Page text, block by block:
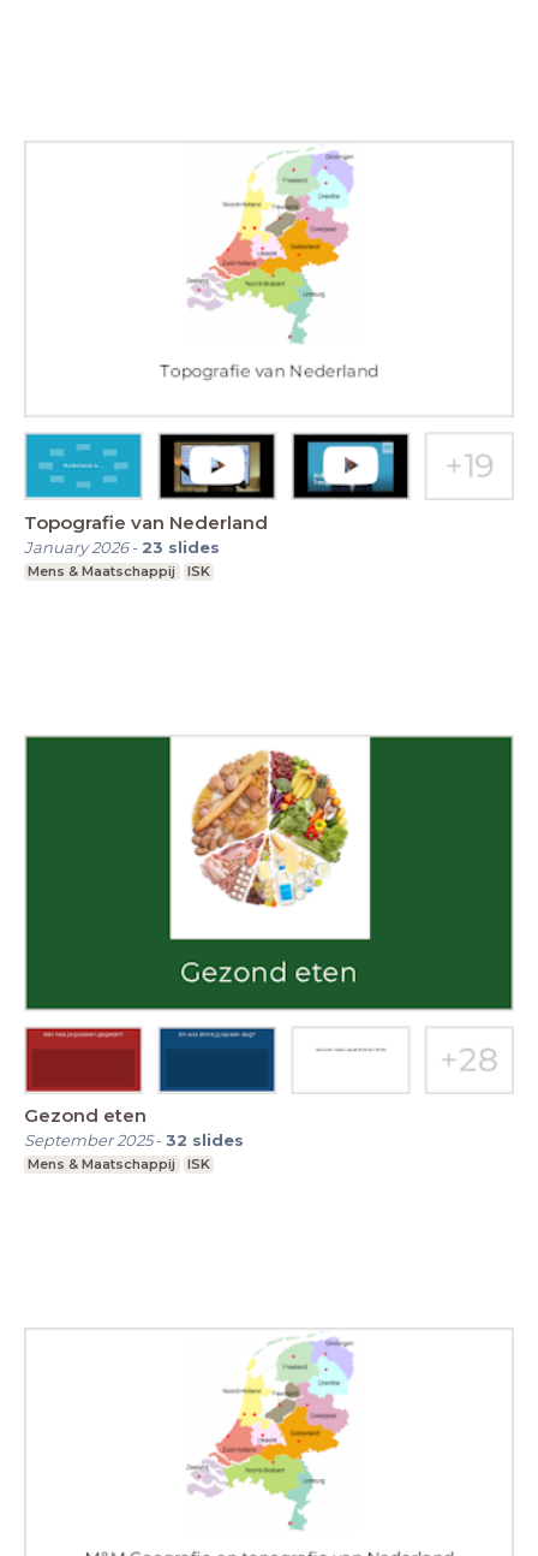
Topografie van Nederland
January 2026- 23 slides
Mens & Maatschappij ISK
Gezond eten
September 2025-32 slides
Mens & Maatschappij ISK